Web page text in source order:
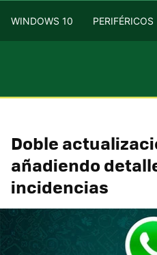
WINDOWS 10 PERIFÉRICOS
Doble
añadiendo
incidencias